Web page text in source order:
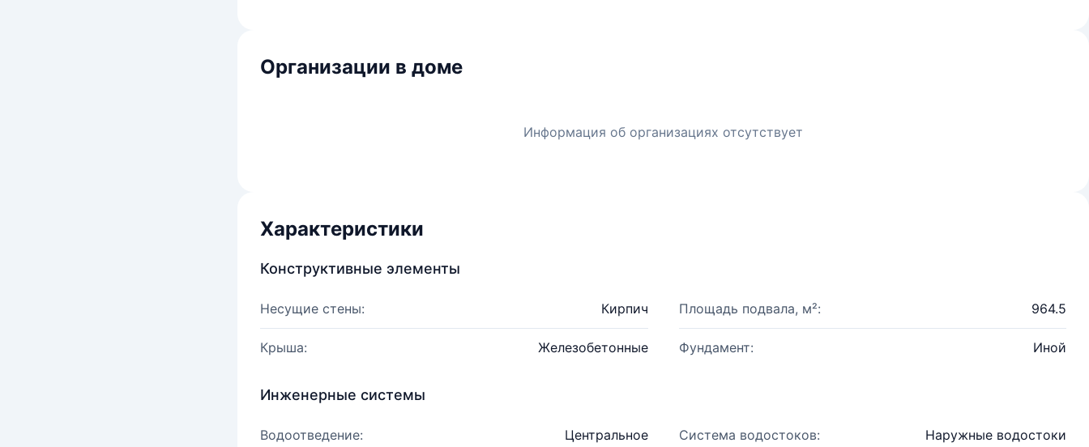
Организации в доме
Информация об организациях отсутствует
Характеристики
Конструктивные элементы
Несущие стены: Кирпич Площадь подвала, м²: 964.5
Крыша: Железобетонные Фундамент: Иной
Инженерные системы
Водоотведение: Центральное Система водостоков: Наружные водостоки